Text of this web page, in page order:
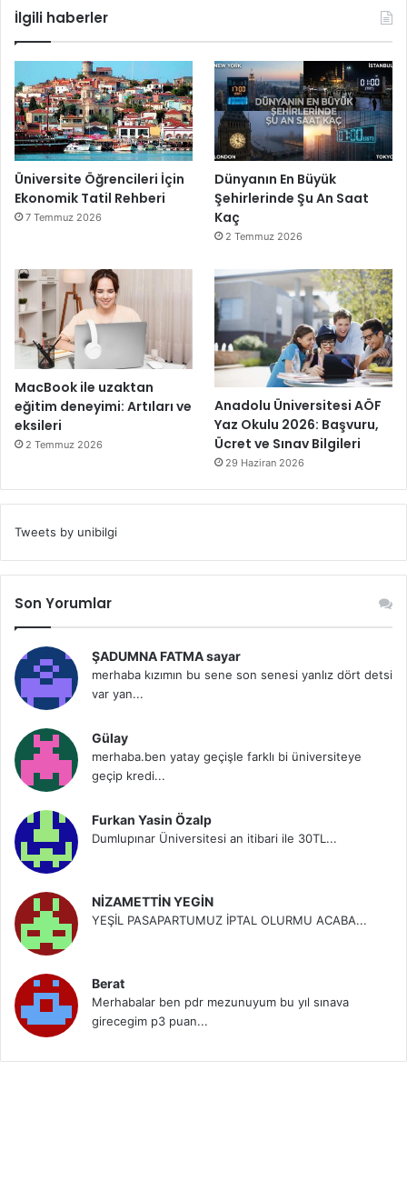
İlgili haberler
Üniversite Öğrencileri İçin
Ekonomik Tatil Rehberi
7 Temmuz 2026
Dünyanın En Büyük
Şehirlerinde Şu An Saat
Kaç
2 Temmuz 2026
MacBook ile uzaktan
eğitim deneyimi: Artıları ve
eksileri
2 Temmuz 2026
Anadolu Üniversitesi AÖF
Yaz Okulu 2026: Başvuru,
Ücret ve Sınav Bilgileri
29 Haziran 2026
Tweets by unibilgi
Son Yorumlar
ŞADUMNA FATMA sayar
merhaba kızımın bu sene son senesi yanlız dört detsi
var yan...
Gülay
merhaba.ben yatay geçişle farklı bi üniversiteye
geçip kredi...
Furkan Yasin Özalp
Dumlupınar Üniversitesi an itibari ile 30TL...
NİZAMETTİN YEGİN
YEŞİL PASAPARTUMUZ İPTAL OLURMU ACABA...
Berat
Merhabalar ben pdr mezunuyum bu yıl sınava
girecegim p3 puan...